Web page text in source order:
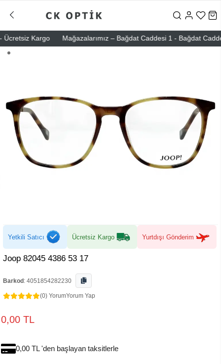
Kargo Mağazalarımız – Bağdat Caddesi 1 - Bağdat
Yetkili Satıcı Ücretsiz Kargo Yurtdışı Gönderim
Joop 82045 4386 53 17
Barkod : 4051854282230
(0) YorumYorum Yap
0,00 TL
0,00 TL 'den başlayan taksitlerle